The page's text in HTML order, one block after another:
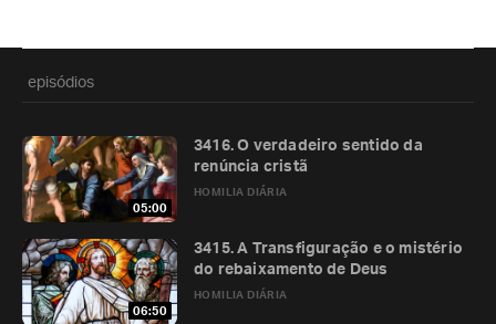
episódios
05:00
HOMILIA DIÁRIA
3416. O verdadeiro sentido da
renúncia cristã
06:50
HOMILIA DIÁRIA
3415. A Transfiguração e o mistério
do rebaixamento de Deus